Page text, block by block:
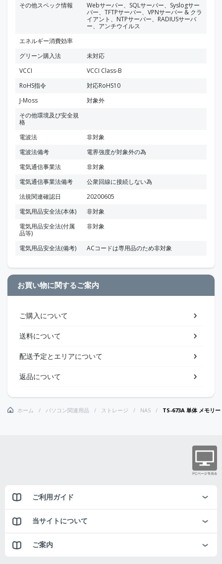
その他スペック情報
Webサーバー、SQLサーバー、Syslogサー
バー、TFTPサーバー、VPNサーバー & クラ
イアント、NTPサーバー、RADIUSサーバ
ー、アンチウイルス
エネルギー消費効率
グリーン購入法
未対応
VCCI
VCCI Class-B
RoHS指令
対応RoHS10
J-Moss
対象外
その他環境及び安全規
格
電波法
非対象
電波法備考
電界強度が対象外の為
電気通信事業法
非対象
電気通信事業法備考
公衆回線に接続しない為
法規関連確認日
20200605
電気用品安全法(本体)
非対象
電気用品安全法(付属
品等)
非対象
電気用品安全法(備考) ACコードは専用品のため非対象
お買い物に関するご案内
ご購入について
送料について
配送予定とエリアについて
返品について
ホーム パソコン関連用品 ストレージ NAS TS-673A 単体 メモリー
ご利用ガイド
当サイトについて
ご案内